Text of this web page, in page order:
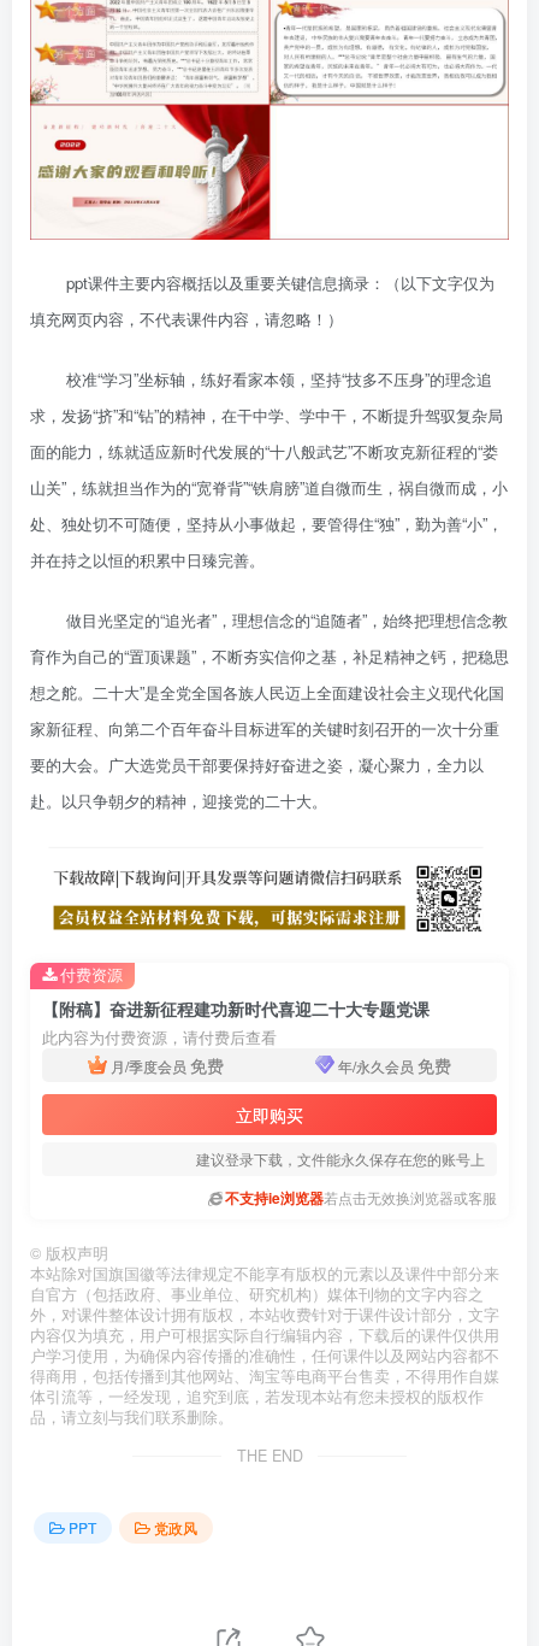
ppt课件主要内容概括以及重要关键信息摘录：（以下文字仅为
填充网页内容，不代表课件内容，请忽略！）
校准“学习”坐标轴，练好看家本领，坚持“技多不压身”的理念追
求，发扬“挤”和“钻”的精神，在干中学、学中干，不断提升驾驭复杂局
面的能力，练就适应新时代发展的“十八般武艺”不断攻克新征程的“娄
山关”，练就担当作为的“宽脊背”“铁肩膀”道自微而生，祸自微而成，小
处、独处切不可随便，坚持从小事做起，要管得住“独”，勤为善“小”，
并在持之以恒的积累中日臻完善。
做目光坚定的“追光者”，理想信念的“追随者”，始终把理想信念教
育作为自己的“置顶课题”，不断夯实信仰之基，补足精神之钙，把稳思
想之舵。二十大”是全党全国各族人民迈上全面建设社会主义现代化国
家新征程、向第二个百年奋斗目标进军的关键时刻召开的一次十分重
要的大会。广大选党员干部要保持好奋进之姿，凝心聚力，全力以
赴。以只争朝夕的精神，迎接党的二十大。
【附稿】奋进新征程建功新时代喜迎二十大专题党课
此内容为付费资源，请付费后查看
月/季度会员 免费 年/永久会员 免费
立即购买
建议登录下载，文件能永久保存在您的账号上
不支持ie浏览器若点击无效换浏览器或客服
付费资源
© 版权声明
本站除对国旗国徽等法律规定不能享有版权的元素以及课件中部分来
自官方（包括政府、事业单位、研究机构）媒体刊物的文字内容之
外，对课件整体设计拥有版权，本站收费针对于课件设计部分，文字
内容仅为填充，用户可根据实际自行编辑内容，下载后的课件仅供用
户学习使用，为确保内容传播的准确性，任何课件以及网站内容都不
得商用，包括传播到其他网站、淘宝等电商平台售卖，不得用作自媒
体引流等，一经发现，追究到底，若发现本站有您未授权的版权作
品，请立刻与我们联系删除。
THE END
PPT 党政风